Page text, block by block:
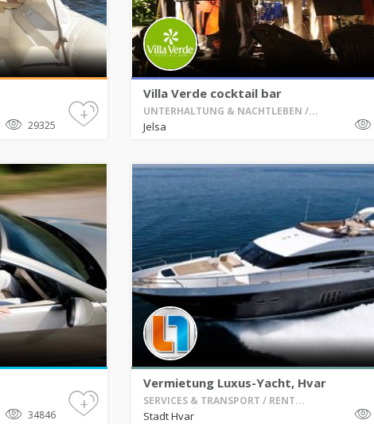
29325
+
Villa Verde cocktail bar
UNTERHALTUNG & NACHTLEBEN /...
Jelsa
34846
+
Vermietung Luxus-Yacht, Hvar
SERVICES & TRANSPORT / RENT...
Stadt Hvar